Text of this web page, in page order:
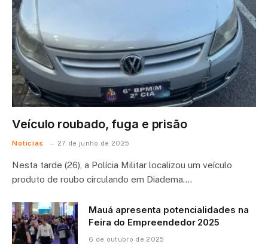
Veículo roubado, fuga e prisão
Notícias 27 de junho de 2025
Nesta tarde (26), a Polícia Militar localizou um veículo
produto de roubo circulando em Diadema.…
Mauá apresenta potencialidades na
Feira do Empreendedor 2025
6 de outubro de 2025